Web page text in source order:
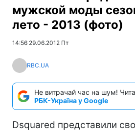
мужской моды
лето - 2013 (фото)
14:56 29.06.2012 Пт
RBC.UA
Не витрачай час на шум!
РБК-Україна у Google
Dsquared представили